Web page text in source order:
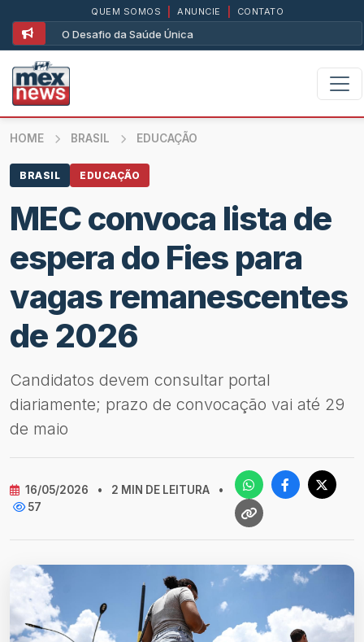
O Desafio da Saúde Única
QUEM SOMOS ANUNCIE CONTATO
HOME BRASIL EDUCAÇÃO
BRASIL EDUCAÇÃO
MEC convoca lista de
espera do Fies para
vagas remanescentes
de 2026
Candidatos devem consultar portal
diariamente; prazo de convocação vai até 29
de maio
16/05/2026 • 2 MIN DE LEITURA
•
57